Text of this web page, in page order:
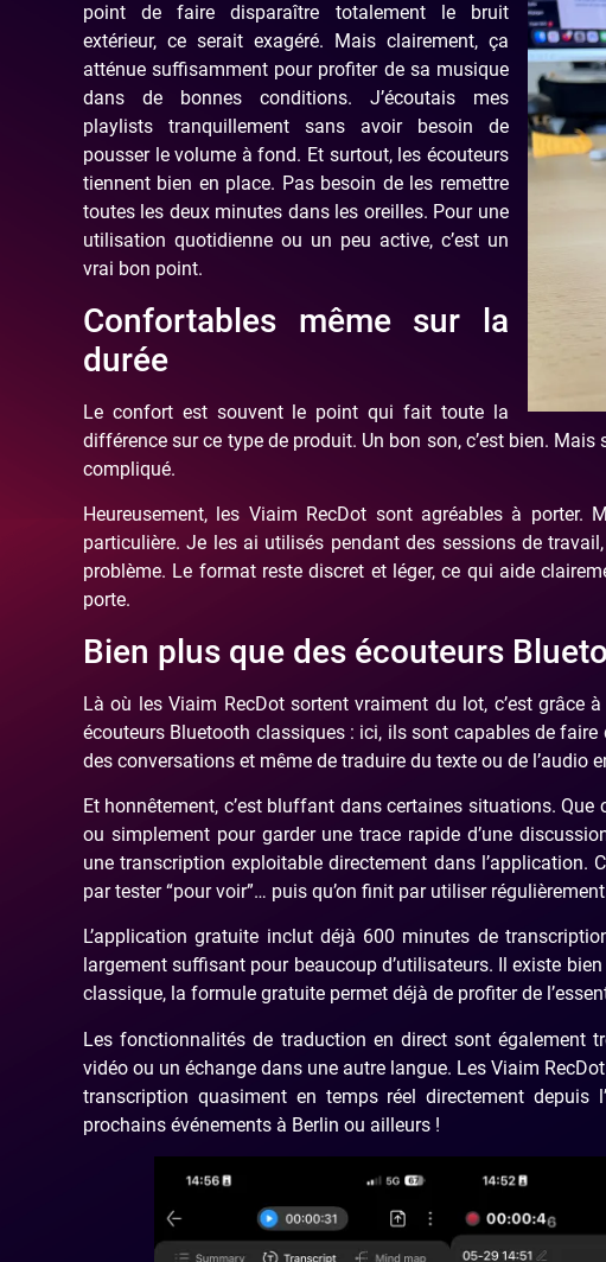
point de faire disparaître totalement le bruit
extérieur, ce serait exagéré. Mais clairement, ça
atténue suffisamment pour profiter de sa musique
dans de bonnes conditions. J’écoutais mes
playlists tranquillement sans avoir besoin de
pousser le volume à fond. Et surtout, les écouteurs
tiennent bien en place. Pas besoin de les remettre
toutes les deux minutes dans les oreilles. Pour une
utilisation quotidienne ou un peu active, c’est un
vrai bon point.
Confortables même sur la
durée
Le confort est souvent le point qui fait toute la
différence sur ce type de produit. Un bon son, c’est bien.
compliqué.
Heureusement, les Viaim RecDot sont agréables à porter.
particulière. Je les ai utilisés pendant des sessions de
problème. Le format reste discret et léger, ce qui aide
porte.
Bien plus que des écouteurs
Là où les Viaim RecDot sortent vraiment du lot, c’est grâce
écouteurs Bluetooth classiques : ici, ils sont capables de
des conversations et même de traduire du texte ou de l’audio
Et honnêtement, c’est bluffant dans certaines situations.
ou simplement pour garder une trace rapide d’une
une transcription exploitable directement dans l’application.
par tester “pour voir”… puis qu’on finit par utiliser
L’application gratuite inclut déjà 600 minutes de
largement suffisant pour beaucoup d’utilisateurs. Il existe
classique, la formule gratuite permet déjà de profiter de
Les fonctionnalités de traduction en direct sont également
vidéo ou un échange dans une autre langue. Les Viaim
transcription quasiment en temps réel directement
prochains événements à Berlin ou ailleurs !